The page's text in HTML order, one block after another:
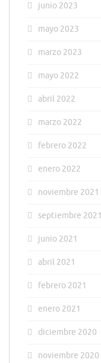
junio 2023
mayo 2023
marzo 2023
mayo 2022
abril 2022
marzo 2022
febrero 2022
enero 2022
noviembre 2021
septiembre 2021
junio 2021
abril 2021
febrero 2021
enero 2021
diciembre 2020
noviembre 2020